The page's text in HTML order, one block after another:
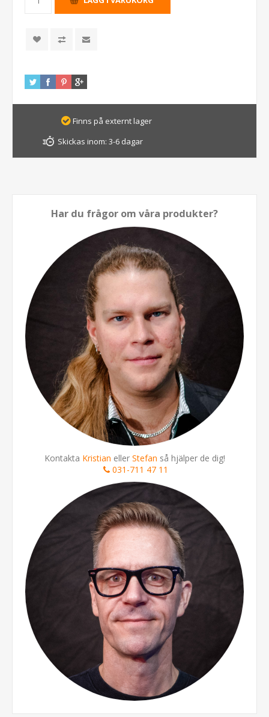
Finns på externt lager
Skickas inom: 3-6 dagar
Har du frågor om våra produkter?
Kontakta Kristian eller Stefan så hjälper de dig!
031-711 47 11